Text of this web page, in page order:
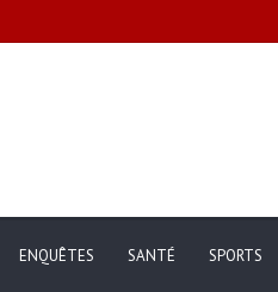
conditions de vie des ménages
ENQUÊTES SANTÉ SPORTS